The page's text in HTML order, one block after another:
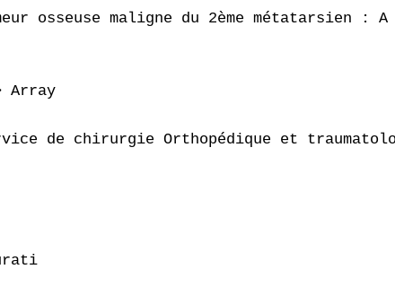
osseuse maligne du 2ème métatarsien :
Array
de chirurgie Orthopédique et